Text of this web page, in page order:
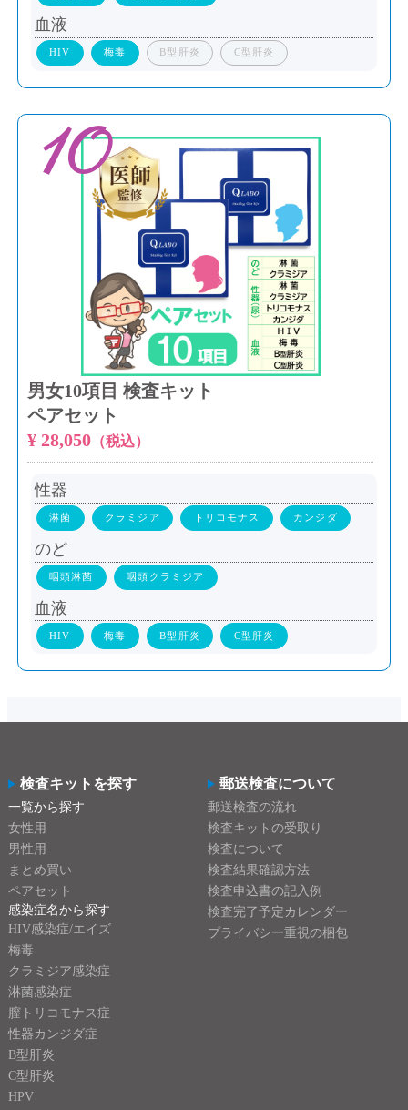
血液
HIV 梅毒 B型肝炎 C型肝炎
10
男女10項目 検査キット
ペアセット
¥ 28,050（税込）
性器
淋菌 クラミジア トリコモナス カンジダ
のど
咽頭淋菌 咽頭クラミジア
血液
HIV 梅毒 B型肝炎 C型肝炎
検査キットを探す
一覧から探す
女性用
男性用
まとめ買い
ペアセット
感染症名から探す
HIV感染症/エイズ
梅毒
クラミジア感染症
淋菌感染症
膣トリコモナス症
性器カンジダ症
B型肝炎
C型肝炎
HPV
郵送検査について
郵送検査の流れ
検査キットの受取り
検査について
検査結果確認方法
検査申込書の記入例
検査完了予定カレンダー
プライバシー重視の梱包